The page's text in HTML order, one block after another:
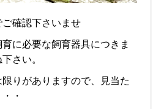
確認下さいませ
に必要な飼育器具につきま
さい。
りがありますので、見当た
・